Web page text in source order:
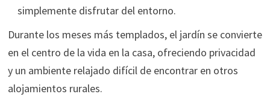
simplemente disfrutar del entorno.
Durante los meses más templados, el jardín se convierte
en el centro de la vida en la casa, ofreciendo privacidad
y un ambiente relajado difícil de encontrar en otros
alojamientos rurales.